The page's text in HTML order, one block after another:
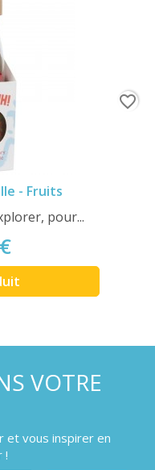
- Fruits
pour...
favorite_border
VOTRE
et vous inspirer en
!